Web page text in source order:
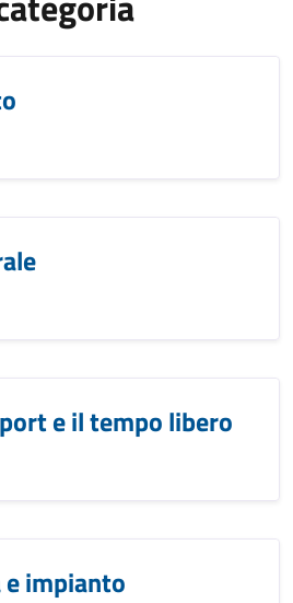
e il tempo libero
impianto